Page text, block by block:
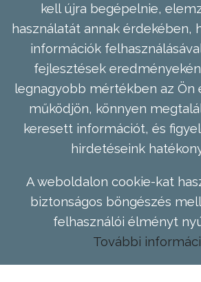
kell újra begépelnie,
használatát annak érdekében,
információk
fejlesztések
legnagyobb mértékben az Ön
működjön, könnyen
keresett információt, és
hirdetéseink
A weboldalon cookie-kat
biztonságos böngészés
felhasználói élményt
További